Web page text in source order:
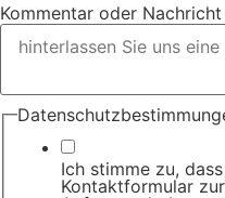
Kommentar oder Nachricht
Ich stimme zu,
Kontaktformular